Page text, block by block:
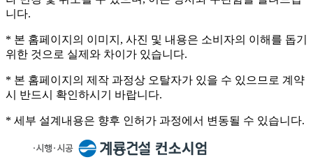
니다.
* 본 홈페이지의 이미지, 사진 및 내용은 소비자의 이해를 돕기
위한 것으로 실제와 차이가 있습니다.
* 본 홈페이지의 제작 과정상 오탈자가 있을 수 있으므로 계약
시 반드시 확인하시기 바랍니다.
* 세부 설계내용은 향후 인허가 과정에서 변동될 수 있습니다.